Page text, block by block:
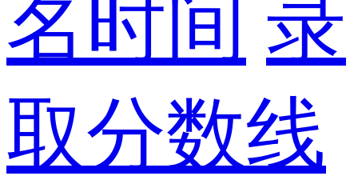
名时间 录
取分数线